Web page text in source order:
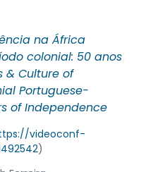
na África
colonial: 50 anos
& Culture of
Portuguese-
of Independence
videoconf-
)